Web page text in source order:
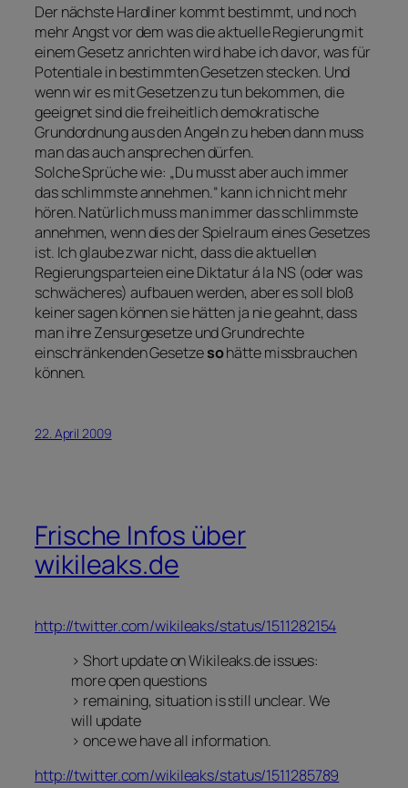
Der nächste Hardliner kommt bestimmt, und noch
mehr Angst vor dem was die aktuelle Regierung mit
einem Gesetz anrichten wird habe ich davor, was für
Potentiale in bestimmten Gesetzen stecken. Und
wenn wir es mit Gesetzen zu tun bekommen, die
geeignet sind die freiheitlich demokratische
Grundordnung aus den Angeln zu heben dann muss
man das auch ansprechen dürfen.
Solche Sprüche wie: „Du musst aber auch immer
das schlimmste annehmen.“ kann ich nicht mehr
hören. Natürlich muss man immer das schlimmste
annehmen, wenn dies der Spielraum eines Gesetzes
ist. Ich glaube zwar nicht, dass die aktuellen
Regierungsparteien eine Diktatur á la NS (oder was
schwächeres) aufbauen werden, aber es soll bloß
keiner sagen können sie hätten ja nie geahnt, dass
man ihre Zensurgesetze und Grundrechte
einschränkenden Gesetzesohätte missbrauchen
können.
22. April 2009
Frische Infos über
wikileaks.de
http://twitter.com/wikileaks/status/1511282154
> Short update on Wikileaks.de issues:
more open questions
> remaining, situation is still unclear. We
will update
> once we have all information.
http://twitter.com/wikileaks/status/1511285789